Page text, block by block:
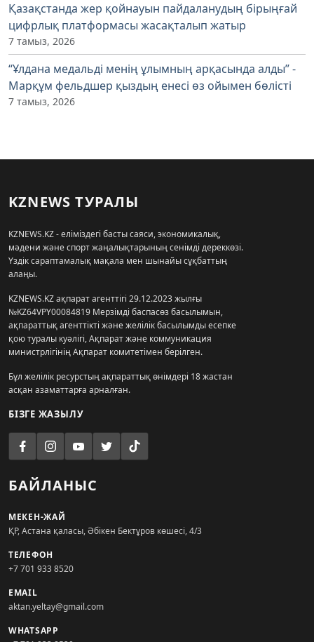
Қазақстанда жер қойнауын пайдаланудың бірыңғай
цифрлық платформасы жасақталып жатыр
7 тамыз, 2026
“Ұлдана медальді менің ұлымның арқасында алды” -
Марқұм фельдшер қыздың енесі өз ойымен бөлісті
7 тамыз, 2026
KZNEWS ТУРАЛЫ
KZNEWS.KZ - еліміздегі басты саяси, экономикалық,
мәдени және спорт жаңалықтарының сенімді дереккөзі.
Үздік сараптамалық мақала мен шынайы сұқбаттың
алаңы.
KZNEWS.KZ ақпарат агенттігі 29.12.2023 жылғы
№KZ64VPY00084819 Мерзімді баспасөз басылымын,
ақпараттық агенттікті және желілік басылымды есепке
қою туралы куәлігі, Ақпарат және коммуникация
министрлігінің Ақпарат комитетімен берілген.
Бұл желілік ресурстың ақпараттық өнімдері 18 жастан
асқан азаматтарға арналған.
БІЗГЕ ЖАЗЫЛУ
БАЙЛАНЫС
МЕКЕН-ЖАЙ
ҚР, Астана қаласы, Әбікен Бектұров көшесі, 4/3
ТЕЛЕФОН
+7 701 933 8520
EMAIL
aktan.yeltay@gmail.com
WHATSAPP